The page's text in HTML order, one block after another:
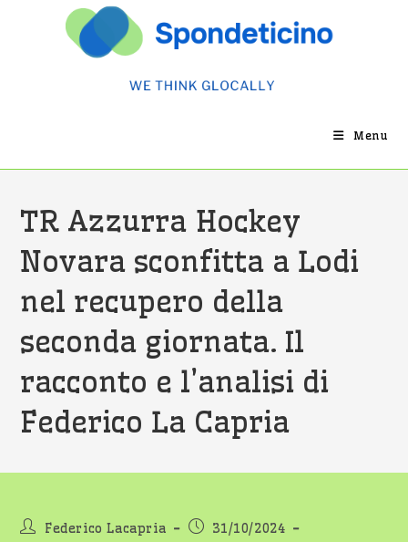
Menu
TR Azzurra Hockey
Novara sconfitta a Lodi
nel recupero della
seconda giornata. Il
racconto e l’analisi di
Federico La Capria
AutoreFederico Lacapria
Articolo
31/10/2024